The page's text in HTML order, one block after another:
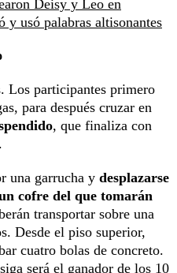
Deisy y Leo en
usó palabras altisonantes
Los participantes primero
para después cruzar en
, que finaliza con
una garrucha y desplazarse
cofre del que tomarán
transportar sobre una
Desde el piso superior,
cuatro bolas de concreto.
será el ganador de los 10